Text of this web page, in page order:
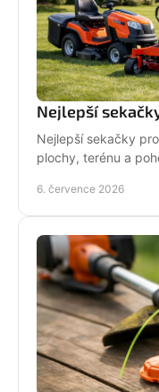
Nejlepší
Nejlepší sekačky
plochy, terénu a
6. července 2026